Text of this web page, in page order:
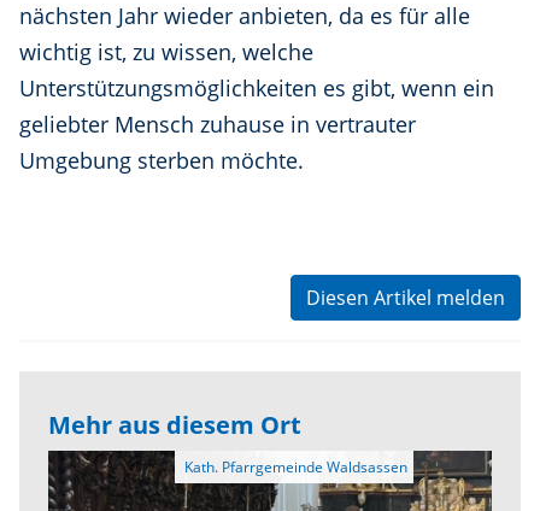
nächsten Jahr wieder anbieten, da es für alle
wichtig ist, zu wissen, welche
Unterstützungsmöglichkeiten es gibt, wenn ein
geliebter Mensch zuhause in vertrauter
Umgebung sterben möchte.
Diesen Artikel melden
Mehr aus diesem Ort